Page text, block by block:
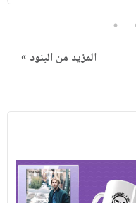
5
المزيد من البنود »